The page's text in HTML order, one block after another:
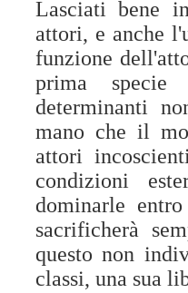
Lasciati bene
attori, e anche
funzione
prima specie
determinanti
mano che il
attori
condizioni
dominarle
sacrificherà
questo non
classi, una sua